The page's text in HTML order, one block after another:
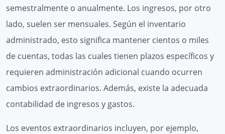
semestralmente o anualmente. Los ingresos, por otro
lado, suelen ser mensuales. Según el inventario
administrado, esto significa mantener cientos o miles
de cuentas, todas las cuales tienen plazos específicos y
requieren administración adicional cuando ocurren
cambios extraordinarios. Además, existe la adecuada
contabilidad de ingresos y gastos.
Los eventos extraordinarios incluyen, por ejemplo,